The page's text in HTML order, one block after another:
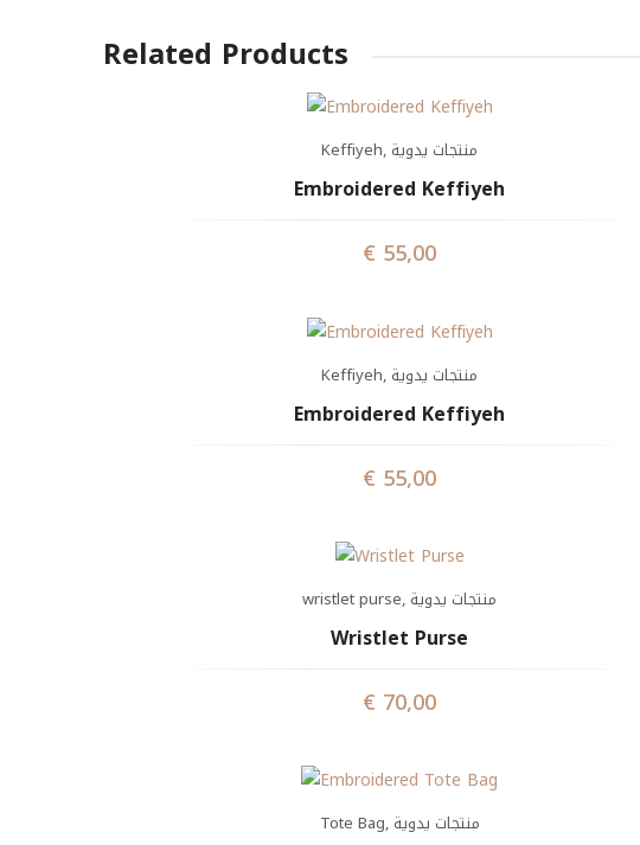
Related Products
Keffiyeh, منتجات يدوية
Embroidered Keffiyeh
€ 55,00
Keffiyeh, منتجات يدوية
Embroidered Keffiyeh
€ 55,00
wristlet purse, منتجات يدوية
Wristlet Purse
€ 70,00
Tote Bag, منتجات يدوية